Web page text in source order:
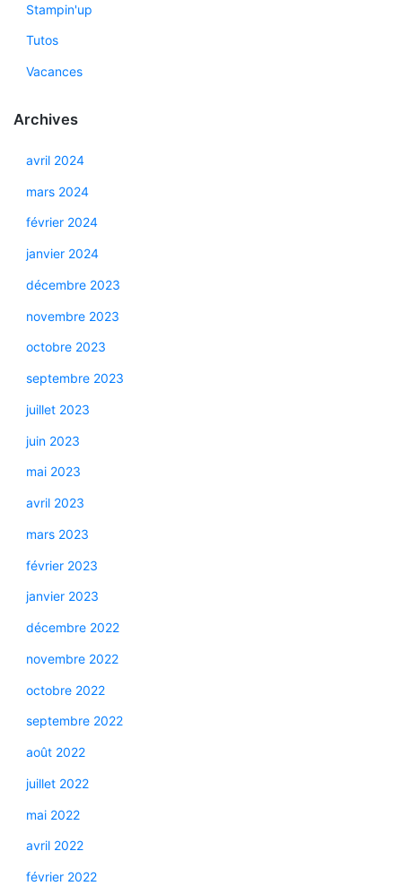
Stampin'up
Tutos
Vacances
Archives
avril 2024
mars 2024
février 2024
janvier 2024
décembre 2023
novembre 2023
octobre 2023
septembre 2023
juillet 2023
juin 2023
mai 2023
avril 2023
mars 2023
février 2023
janvier 2023
décembre 2022
novembre 2022
octobre 2022
septembre 2022
août 2022
juillet 2022
mai 2022
avril 2022
février 2022